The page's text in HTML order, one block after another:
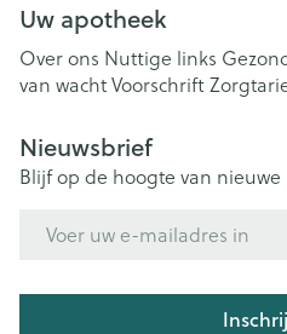
Uw apotheek
Over ons Nuttige links
van wachtVoorschrift
Nieuwsbrief
Blijf op de hoogte van